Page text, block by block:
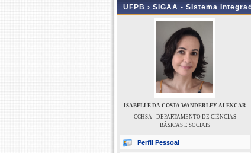
UFPB › SIGAA - Sistema
ISABELLE DA COSTA WANDERLEY ALENCAR
CCHSA - DEPARTAMENTO DE CIÊNCIAS
BÁSICAS E SOCIAIS
Perfil Pessoal